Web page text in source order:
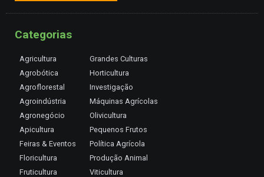
Categorias
Agricultura
Agrobótica
Agroflorestal
Agroindústria
Agronegócio
Apicultura
Feiras & Eventos
Floricultura
Fruticultura
Grandes Culturas
Horticultura
Investigação
Máquinas Agrícolas
Olivicultura
Pequenos Frutos
Política Agrícola
Produção Animal
Viticultura